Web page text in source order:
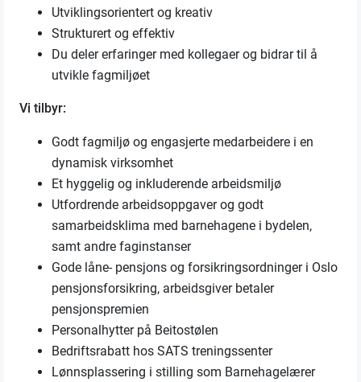
Utviklingsorientert og kreativ
Strukturert og effektiv
Du deler erfaringer med kollegaer og bidrar til å
utvikle fagmiljøet
Vi tilbyr:
Godt fagmiljø og engasjerte medarbeidere i en
dynamisk virksomhet
Et hyggelig og inkluderende arbeidsmiljø
Utfordrende arbeidsoppgaver og godt
samarbeidsklima med barnehagene i bydelen,
samt andre faginstanser
Gode låne- pensjons og forsikringsordninger i Oslo
pensjonsforsikring, arbeidsgiver betaler
pensjonspremien
Personalhytter på Beitostølen
Bedriftsrabatt hos SATS treningssenter
Lønnsplassering i stilling som Barnehagelærer